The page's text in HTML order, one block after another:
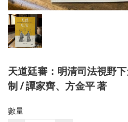
天道廷審：明清司法視野
制 / 譚家齊、方金平 著
數量